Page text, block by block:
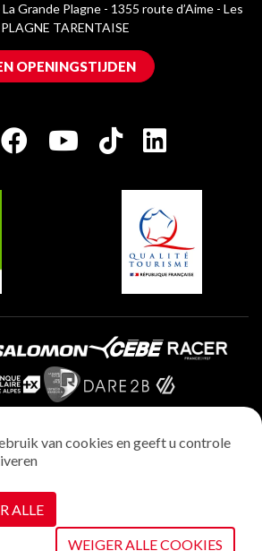
spelers
Grande Plagne - 1355 route d’Aime - Les
TARENTAISE
OPENINGSTIJDEN
van cookies en geeft u controle
ALLE
WEIGER ALLE COOKIES